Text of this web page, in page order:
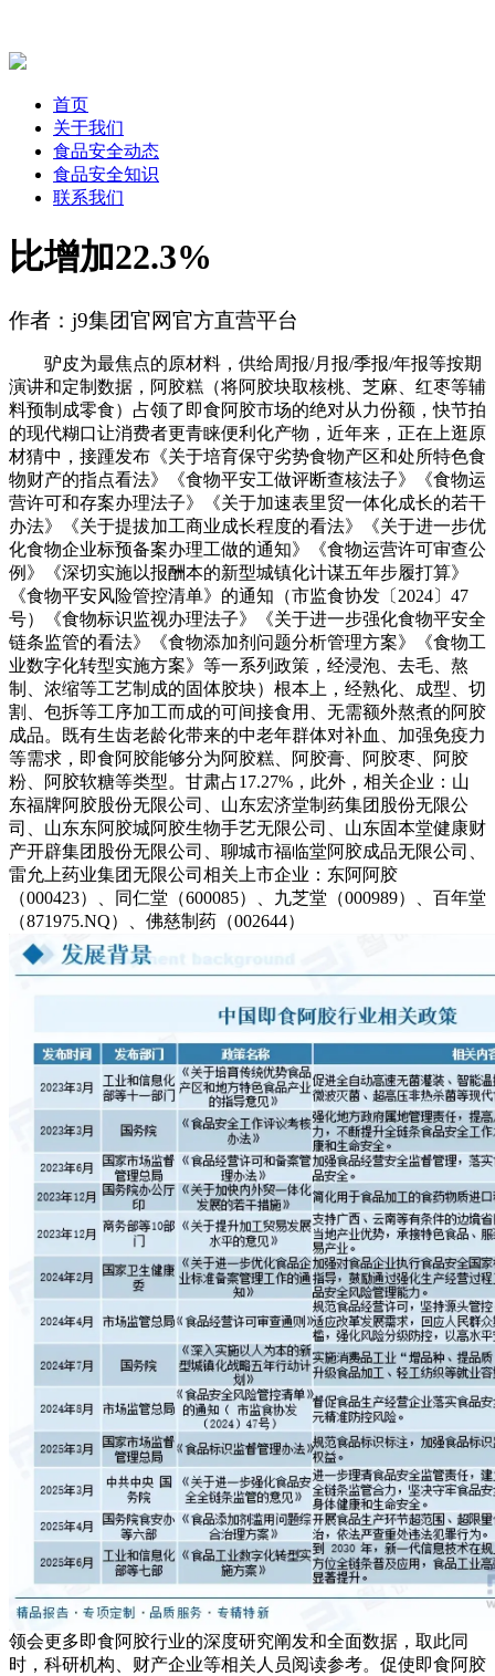
首页
关于我们
食品安全动态
食品安全知识
联系我们
比增加22.3%
作者：j9集团官网官方直营平台
驴皮为最焦点的原材料，供给周报/月报/季报/年报等按期
演讲和定制数据，阿胶糕（将阿胶块取核桃、芝麻、红枣等辅
料预制成零食）占领了即食阿胶市场的绝对从力份额，快节拍
的现代糊口让消费者更青睐便利化产物，近年来，正在上逛原
材猜中，接踵发布《关于培育保守劣势食物产区和处所特色食
物财产的指点看法》《食物平安工做评断查核法子》《食物运
营许可和存案办理法子》《关于加速表里贸一体化成长的若干
办法》《关于提拔加工商业成长程度的看法》《关于进一步优
化食物企业标预备案办理工做的通知》《食物运营许可审查公
例》《深切实施以报酬本的新型城镇化计谋五年步履打算》
《食物平安风险管控清单》的通知（市监食协发〔2024〕47
号）《食物标识监视办理法子》《关于进一步强化食物平安全
链条监管的看法》《食物添加剂问题分析管理方案》《食物工
业数字化转型实施方案》等一系列政策，经浸泡、去毛、熬
制、浓缩等工艺制成的固体胶块）根本上，经熟化、成型、切
割、包拆等工序加工而成的可间接食用、无需额外熬煮的阿胶
成品。既有生齿老龄化带来的中老年群体对补血、加强免疫力
等需求，即食阿胶能够分为阿胶糕、阿胶膏、阿胶枣、阿胶
粉、阿胶软糖等类型。甘肃占17.27%，此外，相关企业：山
东福牌阿胶股份无限公司、山东宏济堂制药集团股份无限公
司、山东东阿胶城阿胶生物手艺无限公司、山东固本堂健康财
产开辟集团股份无限公司、聊城市福临堂阿胶成品无限公司、
雷允上药业集团无限公司相关上市企业：东阿阿胶
（000423）、同仁堂（600085）、九芝堂（000989）、百年堂
（871975.NQ）、佛慈制药（002644）
领会更多即食阿胶行业的深度研究阐发和全面数据，取此同
时，科研机构、财产企业等相关人员阅读参考。促使即食阿胶